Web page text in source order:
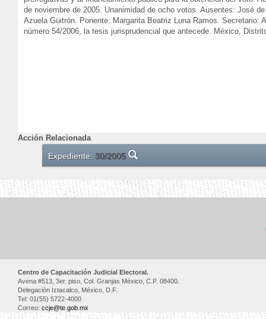
de noviembre de 2005. Unanimidad de ocho votos. Ausentes: José
Azuela Güitrón. Ponente: Margarita Beatriz Luna Ramos.
número 54/2006, la tesis jurisprudencial que antecede. México,
Acción Relacionada
Expediente: 30/2005
Centro de Capacitación Judicial Electoral.
Avena #513, 3er. piso, Col. Granjas México, C.P. 08400.
Delegación Iztacalco, México, D.F.
Tel: 01(55) 5722-4000
Correo: ccje@te.gob.mx